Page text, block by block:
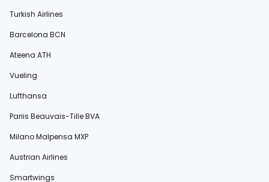
Turkish Airlines
Barcelona BCN
Ateena ATH
Vueling
Lufthansa
Pariis Beauvais-Tille BVA
Milano Malpensa MXP
Austrian Airlines
Smartwings